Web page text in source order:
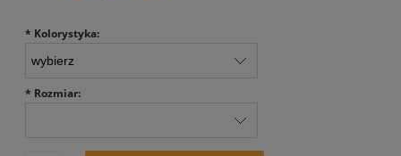
* Kolorystyka:
* Rozmiar: